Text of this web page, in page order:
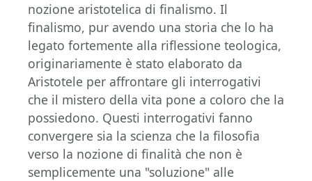
nozione aristotelica di finalismo. Il
finalismo, pur avendo una storia che lo ha
legato fortemente alla riflessione teologica,
originariamente è stato elaborato da
Aristotele per affrontare gli interrogativi
che il mistero della vita pone a coloro che la
possiedono. Questi interrogativi fanno
convergere sia la scienza che la filosofia
verso la nozione di finalità che non è
semplicemente una "soluzione" alle